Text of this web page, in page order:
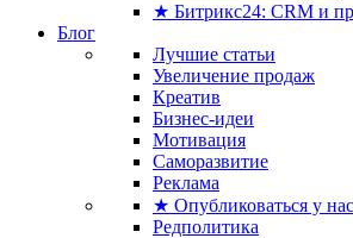
★ Битрикс24: CRM и
Блог
Лучшие статьи
Увеличение продаж
Креатив
Бизнес-идеи
Мотивация
Саморазвитие
Реклама
★ Опубликоваться у нас
Редполитика